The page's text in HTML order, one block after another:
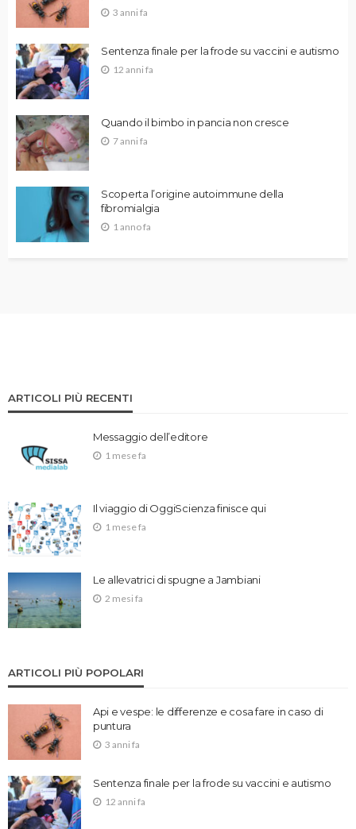
3 anni fa
Sentenza finale per la frode su vaccini e autismo
12 anni fa
Quando il bimbo in pancia non cresce
7 anni fa
Scoperta l’origine autoimmune della
fibromialgia
1 anno fa
ARTICOLI PIÙ RECENTI
Messaggio dell’editore
1 mese fa
Il viaggio di OggiScienza finisce qui
1 mese fa
Le allevatrici di spugne a Jambiani
2 mesi fa
ARTICOLI PIÙ POPOLARI
Api e vespe: le differenze e cosa fare in caso di
puntura
3 anni fa
Sentenza finale per la frode su vaccini e autismo
12 anni fa